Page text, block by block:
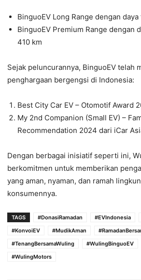
BinguoEV Long Range dengan
BinguoEV Premium Range dengan
410 km
Sejak peluncurannya, BinguoEV telah
penghargaan bergengsi di Indonesia:
Best City Car EV – Otomotif Award
My 2nd Companion (Small EV) –
Recommendation 2024 dari iCar
Dengan berbagai inisiatif seperti ini,
berkomitmen untuk memberikan
yang aman, nyaman, dan ramah
konsumennya.
TAGS #DonasiRamadan #EVIndonesia
#KonvoiEV
#MudikAman
#TenangBersamaWuling
#WulingBinguoEV
#WulingMotors